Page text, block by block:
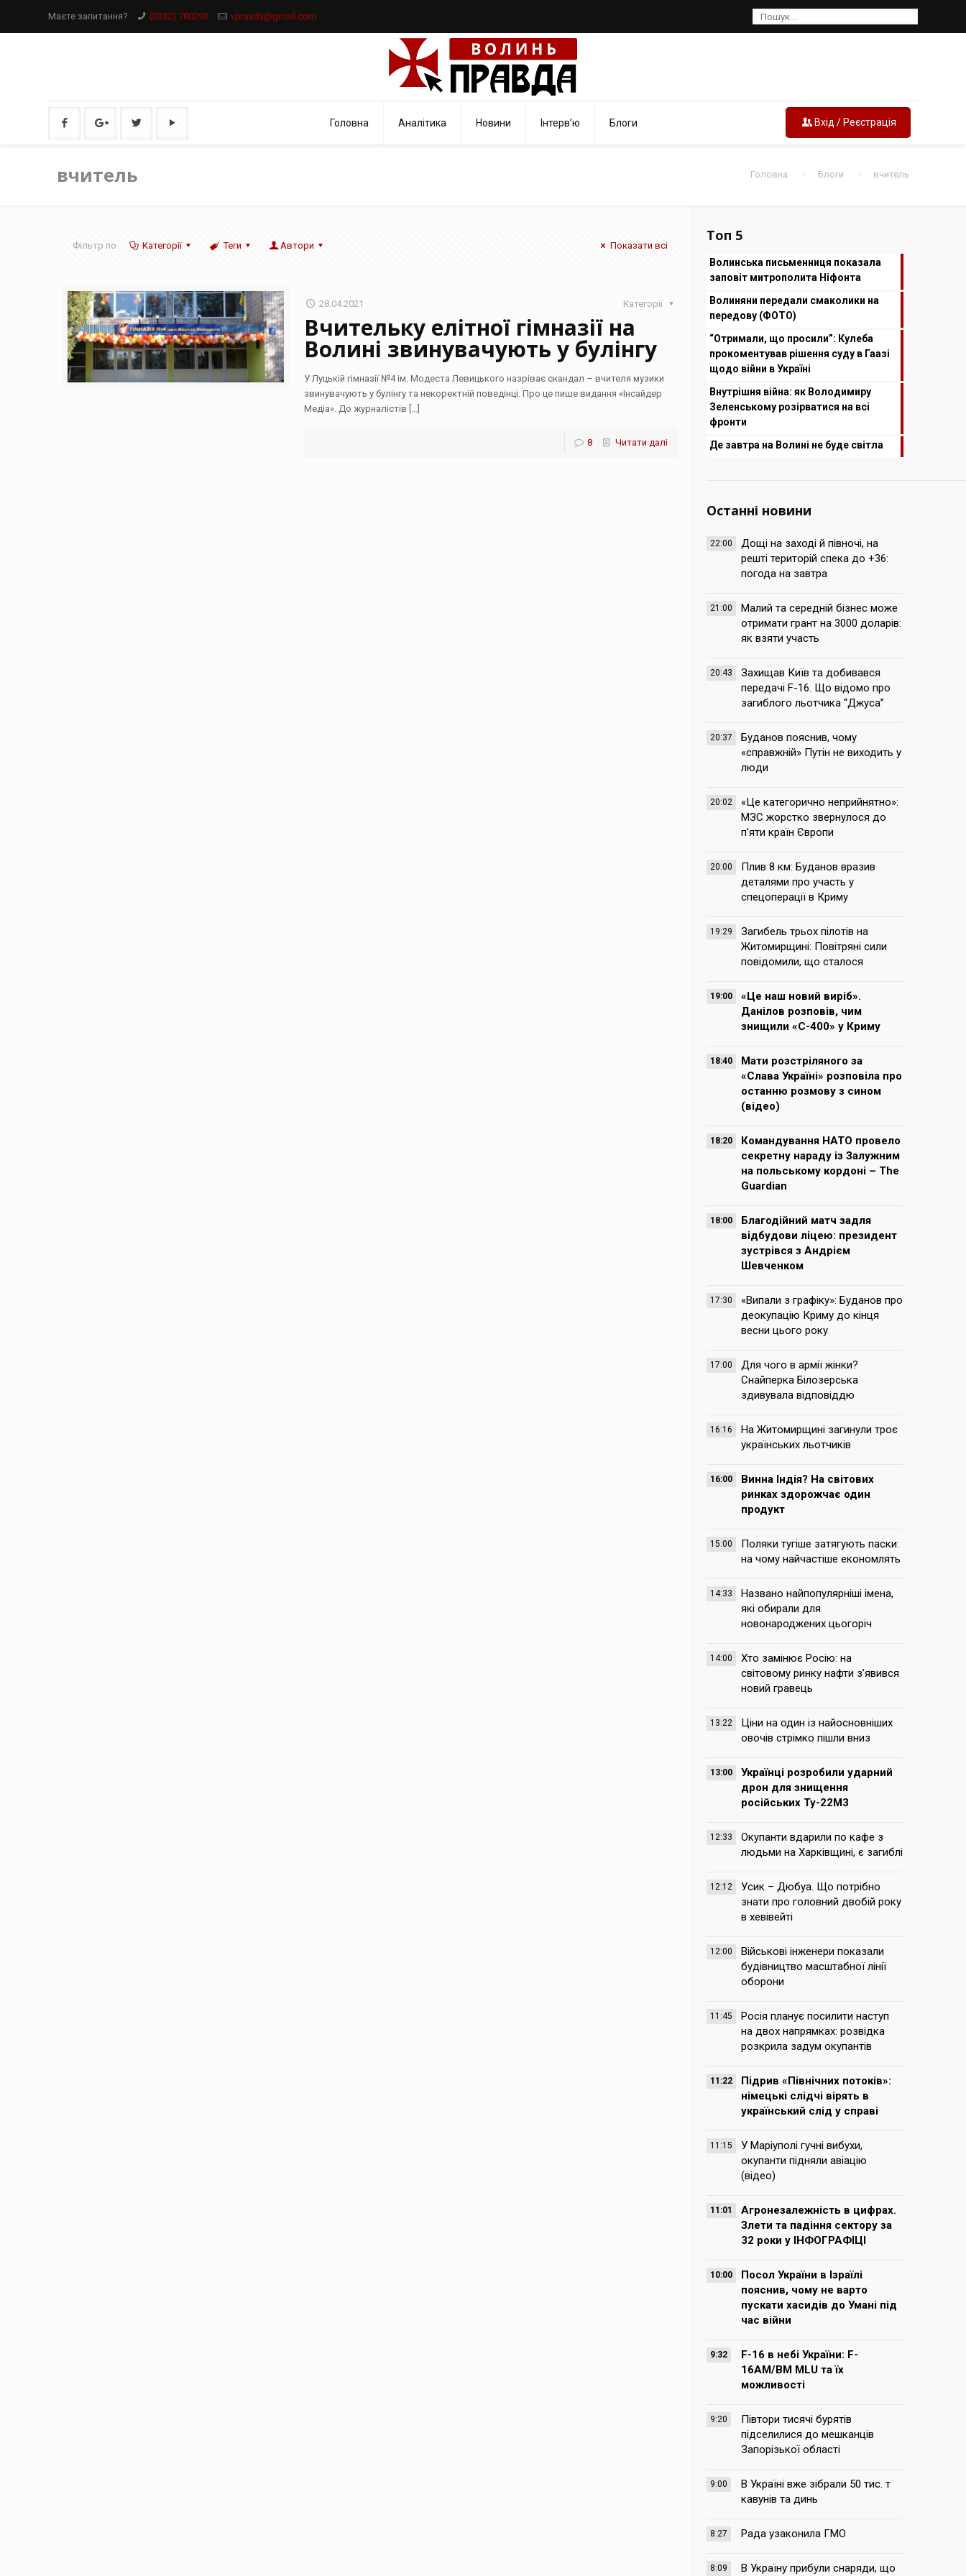
Маєте запитання? (0332) 780293 vpravda@gmail.com
Головна Аналітика Новини Інтерв’ю Блоги Вхід / Реєстрація
вчитель Головна Блоги вчитель
Фільтр по Категорії Теги Автори Показати всі
28.04.2021 Категорії
Вчительку елітної гімназії на
Волині звинувачують у булінгу
У Луцькій гімназії №4 ім. Модеста Левицького назріває скандал – вчителя музики
звинувачують у булінгу та некоректній поведінці. Про це пише видання «Інсайдер
Медіа». До журналістів […]
8 Читати далі
Топ 5
Волинська письменниця показала
заповіт митрополита Ніфонта
Волиняни передали смаколики на
передову (ФОТО)
“Отримали, що просили”: Кулеба
прокоментував рішення суду в Гаазі
щодо війни в Україні
Внутрішня війна: як Володимиру
Зеленському розірватися на всі
фронти
Де завтра на Волині не буде світла
Останні новини
22:00
Дощі на заході й півночі, на
решті територій спека до +36:
погода на завтра
21:00
Малий та середній бізнес може
отримати грант на 3000 доларів:
як взяти участь
20:43
Захищав Київ та добивався
передачі F-16. Що відомо про
загиблого льотчика “Джуса”
20:37
Буданов пояснив, чому
«справжній» Путін не виходить у
люди
20:02
«Це категорично неприйнятно»:
МЗС жорстко звернулося до
п’яти країн Європи
20:00
Плив 8 км: Буданов вразив
деталями про участь у
спецоперації в Криму
19:29
Загибель трьох пілотів на
Житомирщині: Повітряні сили
повідомили, що сталося
19:00
«Це наш новий виріб».
Данілов розповів, чим
знищили «С-400» у Криму
18:40
Мати розстріляного за
«Слава Україні» розповіла про
останню розмову з сином
(відео)
18:20
Командування НАТО провело
секретну нараду із Залужним
на польському кордоні – The
Guardian
18:00
Благодійний матч задля
відбудови ліцею: президент
зустрівся з Андрієм
Шевченком
17:30
«Випали з графіку»: Буданов про
деокупацію Криму до кінця
весни цього року
17:00
Для чого в армії жінки?
Снайперка Білозерська
здивувала відповіддю
16:16
На Житомирщині загинули троє
українських льотчиків
16:00
Винна Індія? На світових
ринках здорожчає один
продукт
15:00
Поляки тугіше затягують паски:
на чому найчастіше економлять
14:33
Названо найпопулярніші імена,
які обирали для
новонароджених цьогоріч
14:00
Хто замінює Росію: на
світовому ринку нафти з’явився
новий гравець
13:22
Ціни на один із найосновніших
овочів стрімко пішли вниз
13:00
Українці розробили ударний
дрон для знищення
російських Ту-22М3
12:33
Окупанти вдарили по кафе з
людьми на Харківщині, є загиблі
12:12
Усик – Дюбуа. Що потрібно
знати про головний двобій року
в хевівейті
12:00
Військові інженери показали
будівництво масштабної лінії
оборони
11:45
Росія планує посилити наступ
на двох напрямках: розвідка
розкрила задум окупантів
11:22
Підрив «Північних потоків»:
німецькі слідчі вірять в
український слід у справі
11:15
У Маріуполі гучні вибухи,
окупанти підняли авіацію
(відео)
11:01
Агронезалежність в цифрах.
Злети та падіння сектору за
32 роки у ІНФОГРАФІЦІ
10:00
Посол України в Ізраїлі
пояснив, чому не варто
пускати хасидів до Умані під
час війни
9:32
F-16 в небі України: F-
16AM/BM MLU та їх
можливості
9:20
Півтори тисячі бурятів
підселилися до мешканців
Запорізької області
9:00
В Україні вже зібрали 50 тис. т
кавунів та динь
8:27 Рада узаконила ГМО
8:09 В Україну прибули снаряди, що